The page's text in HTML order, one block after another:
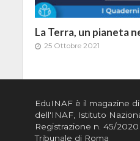
La Terra, un pianeta
25 Ottobre 2021
EduINAF è il magazine
dell'INAF, Istituto
Registrazione n. 45/
Tribunale di Roma